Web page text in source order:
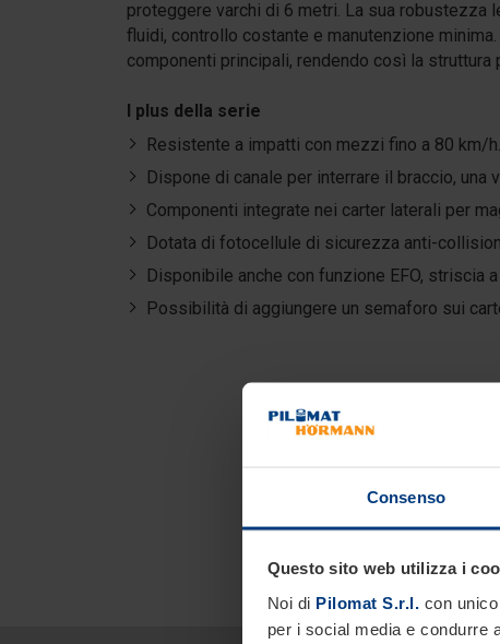
Consenso
Questo sito web utilizza i
Noi di Pilomat S.r.l. con
per i social media e condurre
proteggere varchi di 6 metri. La sua
fluidi, controllo costante e manutenzione
componenti principali, rendendo così la
I plus della serie
Resistente a impatti con mezzi fino a 80 km/h.
Dispone di canale per interrare il braccio, una
Componenti integrate nei carter laterali per
Dotata di fotocellule di sicurezza anti-
Disponibile anche con funzione EFO, striscia
Possibilità di aggiungere un semaforo sui